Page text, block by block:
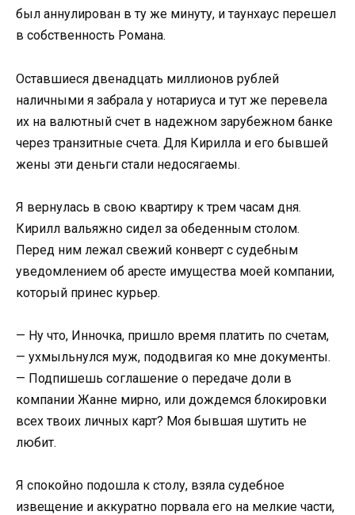
был аннулирован в ту же минуту, и таунхаус перешел
в собственность Романа.
Оставшиеся двенадцать миллионов рублей
наличными я забрала у нотариуса и тут же перевела
их на валютный счет в надежном зарубежном банке
через транзитные счета. Для Кирилла и его бывшей
жены эти деньги стали недосягаемы.
Я вернулась в свою квартиру к трем часам дня.
Кирилл вальяжно сидел за обеденным столом.
Перед ним лежал свежий конверт с судебным
уведомлением об аресте имущества моей компании,
который принес курьер.
— Ну что, Инночка, пришло время платить по счетам,
— ухмыльнулся муж, пододвигая ко мне документы.
— Подпишешь соглашение о передаче доли в
компании Жанне мирно, или дождемся блокировки
всех твоих личных карт? Моя бывшая шутить не
любит.
Я спокойно подошла к столу, взяла судебное
извещение и аккуратно порвала его на мелкие части,